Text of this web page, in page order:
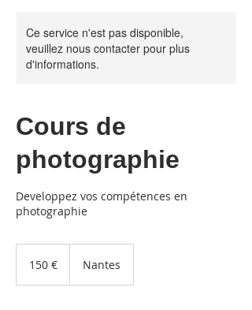
Ce service n'est pas disponible,
veuillez nous contacter pour plus
d'informations.
Cours de
photographie
Developpez vos compétences en
photographie
150 € Nantes